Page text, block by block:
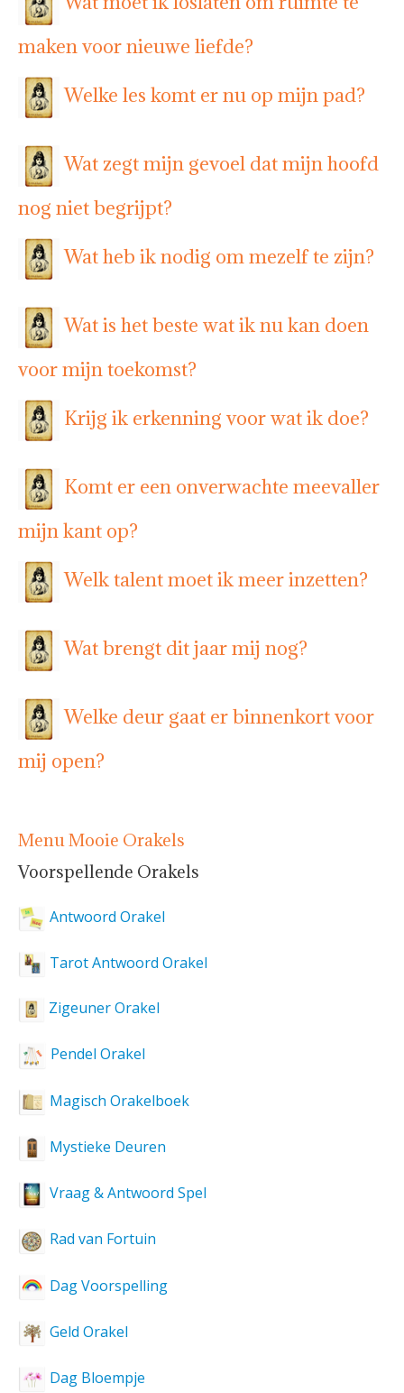
maken voor nieuwe liefde?
Welke les komt er nu op mijn pad?
Wat zegt mijn gevoel dat mijn hoofd
nog niet begrijpt?
Wat heb ik nodig om mezelf te zijn?
Wat is het beste wat ik nu kan doen
voor mijn toekomst?
Krijg ik erkenning voor wat ik doe?
Komt er een onverwachte meevaller
mijn kant op?
Welk talent moet ik meer inzetten?
Wat brengt dit jaar mij nog?
Welke deur gaat er binnenkort voor
mij open?
Menu Mooie Orakels
Voorspellende Orakels
Antwoord Orakel
Tarot Antwoord Orakel
Zigeuner Orakel
Pendel Orakel
Magisch Orakelboek
Mystieke Deuren
Vraag & Antwoord Spel
Rad van Fortuin
Dag Voorspelling
Geld Orakel
Dag Bloempje